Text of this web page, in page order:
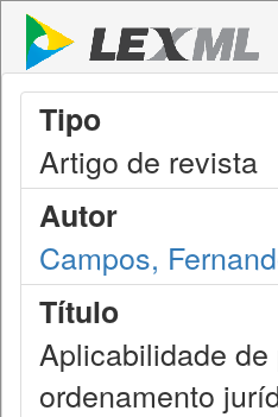
Tipo
Artigo de revista
Autor
Campos,
Título
Aplicabilidade
ordenamento